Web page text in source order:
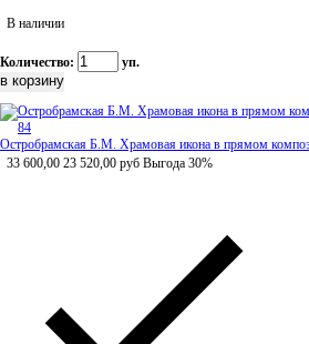
В наличии
Количество: уп.
Остробрамская Б.М. Храмовая икона в прямом
33 600,00 23 520,00 руб Выгода 30%